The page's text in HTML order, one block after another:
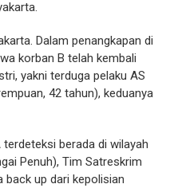
Dalam penangkapan di
korban B telah kembali
yakni terduga pelaku AS
42 tahun), keduanya
berada di wilayah
Penuh), Tim Satreskrim
up dari kepolisian